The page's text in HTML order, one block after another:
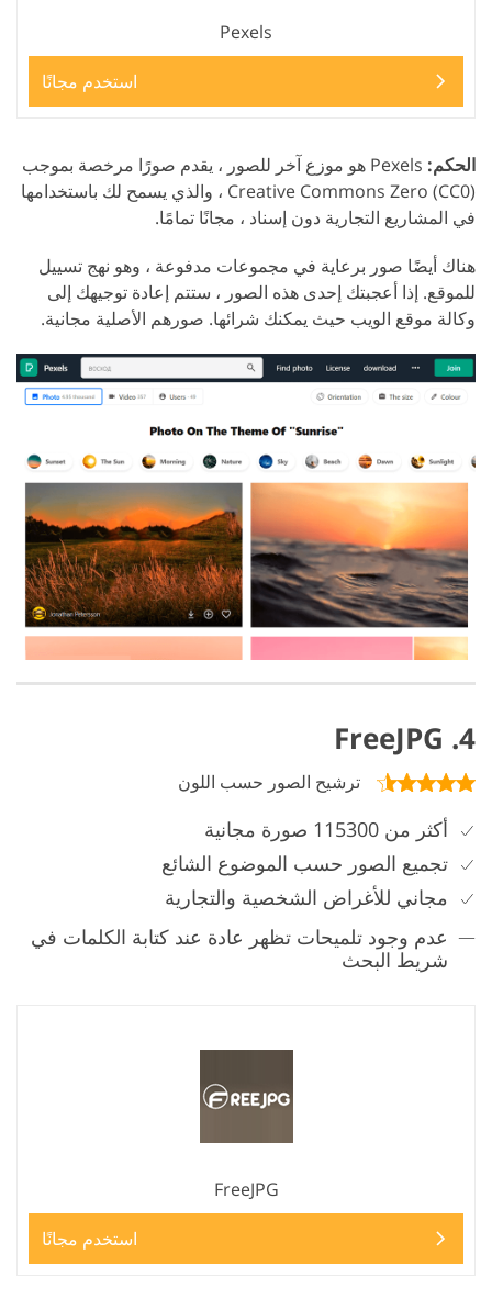
Pexels
استخدم مجانًا
الحكم:
Pexels هو موزع آخر للصور ، يقدم صورًا مرخصة بموجب
Creative Commons Zero (CC0) ، والذي يسمح لك باستخدامها
في المشاريع التجارية دون إسناد ، مجانًا تمامًا.
هناك أيضًا صور برعاية في مجموعات مدفوعة ، وهو نهج تسييل
للموقع. إذا أعجبتك إحدى هذه الصور ، ستتم إعادة توجيهك إلى
وكالة موقع الويب حيث يمكنك شرائها. صورهم الأصلية مجانية.
4. FreeJPG
ترشيح الصور حسب اللون
أكثر من 115300 صورة مجانية
تجميع الصور حسب الموضوع الشائع
مجاني للأغراض الشخصية والتجارية
عدم وجود تلميحات تظهر عادة عند كتابة الكلمات في
شريط البحث
FreeJPG
استخدم مجانًا